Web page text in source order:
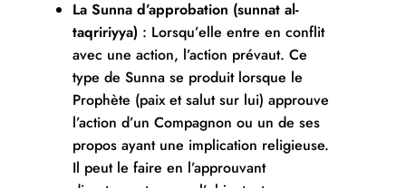
La Sunna d’approbation (sunnat al-
taqririyya) : Lorsqu’elle entre en conflit
avec une action, l’action prévaut. Ce
type de Sunna se produit lorsque le
Prophète (paix et salut sur lui) approuve
l’action d’un Compagnon ou un de ses
propos ayant une implication religieuse.
Il peut le faire en l’approuvant